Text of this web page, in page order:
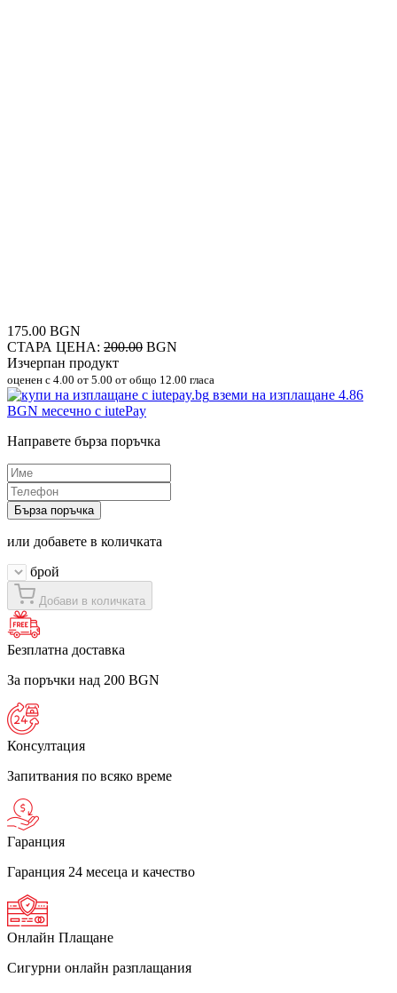
175.00 BGN
СТАРА ЦЕНА: 200.00 BGN
Изчерпан продукт
оценен с 4.00 от 5.00 от общо 12.00 гласа
вземи на изплащане 4.86
BGN месечно с iutePay
Направете бърза поръчка
Бърза поръчка
или добавете в количката
брой
Добави в количката
Безплатна доставка
За поръчки над 200 BGN
Консултация
Запитвания по всяко време
Гаранция
Гаранция 24 месеца и качество
Онлайн Плащане
Сигурни онлайн разплащания